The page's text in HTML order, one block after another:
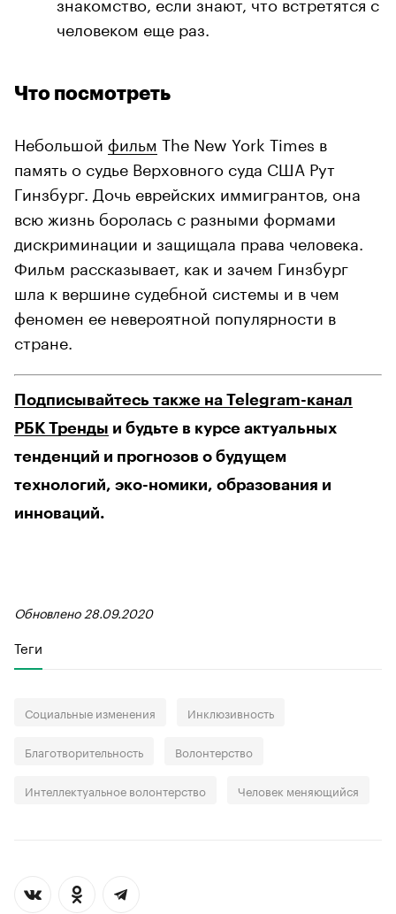
человеком еще раз.
Что посмотреть
Небольшой фильм The New York Times в
память о судье Верховного суда США Рут
Гинзбург. Дочь еврейских иммигрантов, она
всю жизнь боролась с разными формами
дискриминации и защищала права человека.
Фильм рассказывает, как и зачем Гинзбург
шла к вершине судебной системы и в чем
феномен ее невероятной популярности в
стране.
Подписывайтесь также на Telegram-канал
РБК Тренды и будьте в курсе актуальных
тенденций и прогнозов о будущем
технологий, эко-номики, образования и
инноваций.
Обновлено 28.09.2020
Теги
Социальные изменения Инклюзивность
Благотворительность Волонтерство
Интеллектуальное волонтерство Человек меняющийся